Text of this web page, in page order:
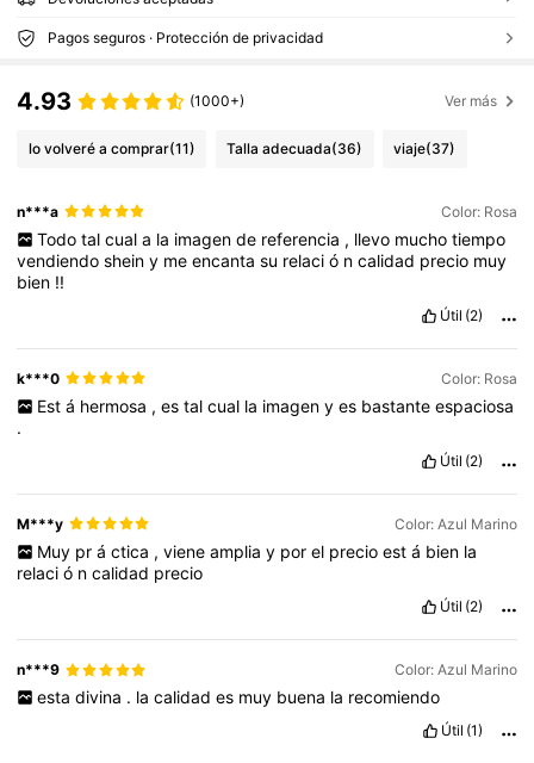
Pagos seguros · Protección de privacidad
4.93 (1000+) Ver más
lo volveré a comprar(11) Talla adecuada(36) viaje(37)
n***a Color: Rosa
Todo tal cual a la imagen de referencia , llevo mucho tiempo
vendiendosheiny meencantasu relació ncalidad precio muy
bien !!
Útil (2)
k***0 Color: Rosa
Est á hermosa , es tal cual la imagen y es bastante espaciosa
.
Útil (2)
M***y Color: Azul Marino
Muy pr á ctica , viene amplia y por el precio est á bien la
relació ncalidad precio
Útil (2)
n***9 Color: Azul Marino
esta divina . la calidad es muy buena la recomiendo
Útil (1)